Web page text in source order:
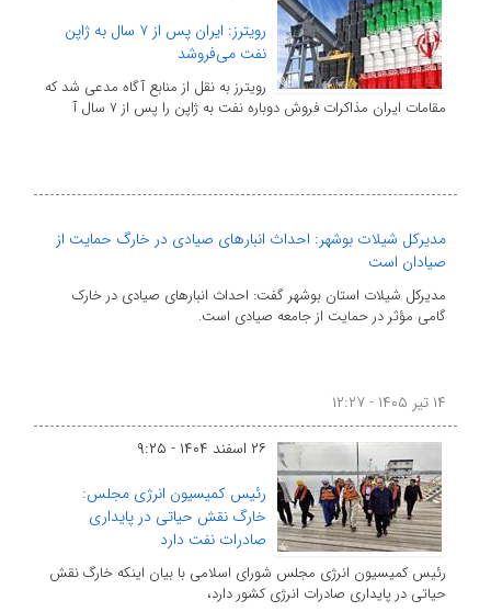
رویترز: ایران پس از ۷ سال به ژاپن
نفت می‌‎‌فروشد
رویترز به نقل از منابع آگاه مدعی شد که
مقامات ایران مذاکرات فروش دوباره نفت به ژاپن را پس از ۷ سال آ
مدیرکل شیلات بوشهر: احداث انبارهای صیادی در خارگ حمایت از
صیادان است
مدیرکل شیلات استان بوشهر گفت: احداث انبارهای صیادی در خارک
گامی مؤثر در حمایت از جامعه صیادی است.
۱۴ تیر ۱۴۰۵ - ۱۲:۲۷
۲۶ اسفند ۱۴۰۴ - ۹:۲۵
رئیس کمیسیون انرژی مجلس:
خارگ نقش حیاتی در پایداری
صادرات نفت دارد
رئیس کمیسیون انرژی مجلس شورای اسلامی با بیان اینکه خارگ نقش
حیاتی در پایداری صادرات انرژی کشور دارد،